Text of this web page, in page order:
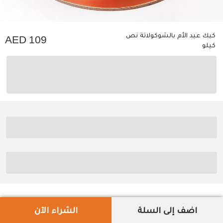
كيك عيد الأم بالشوكولاتة نص
كيلو
109
اضف إلى السلة الشراء الآن